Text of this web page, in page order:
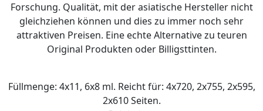
Forschung. Qualität, mit der asiatische Hersteller nicht
gleichziehen können und dies zu immer noch sehr
attraktiven Preisen. Eine echte Alternative zu teuren
Original Produkten oder Billigsttinten.
Füllmenge: 4x11, 6x8 ml. Reicht für: 4x720, 2x755, 2x595,
2x610 Seiten.